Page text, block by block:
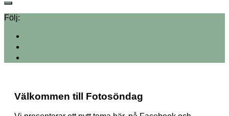
Följ:
Välkommen till Fotosöndag